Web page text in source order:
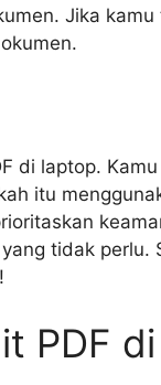
Jika
di laptop.
itu
tidak
PDF